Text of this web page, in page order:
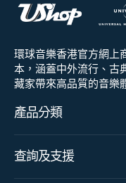
環球音樂香港官方網上
本，涵蓋中外流行、古
藏家帶來高品質的音樂
產品分類
查詢及支援